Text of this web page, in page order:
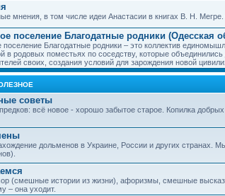
мнения, в том числе идеи Анастасии в книгах В. Н.
поселение Благодатные родники (Одесская
поселение Благодатные родники – это коллектив
в родовых поместьях по соседству, которые
своих, создания условий для зарождения новой
советы
всё новое - хорошо забытое старое. Копилка
дольменов в Украине, России и других странах.
(смешные истории из жизни), афоризмы, смешные
– она уходит.